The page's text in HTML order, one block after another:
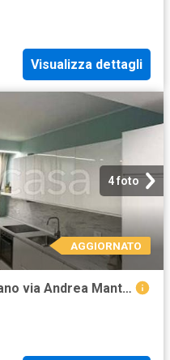
Visualizza dettagli
4 foto
AGGIORNATO
Affittasi appartamento a Milano via Andrea Mantegna, Sempione Fiera Milanocity